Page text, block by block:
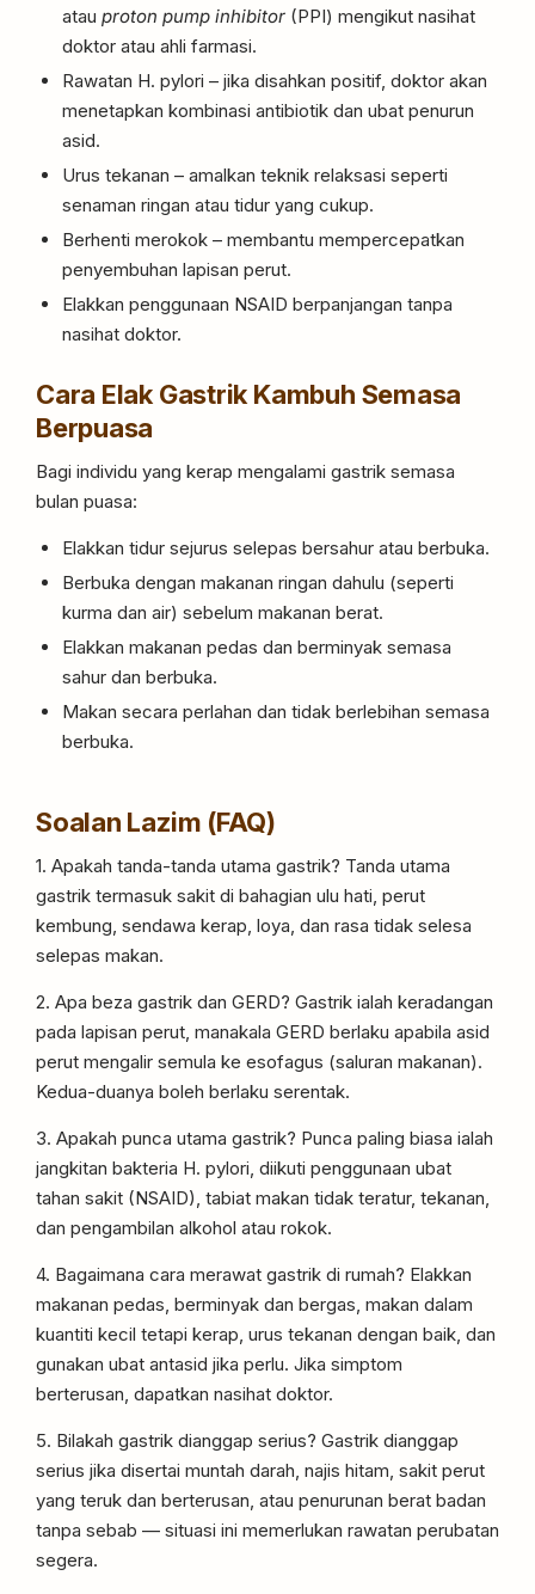
atau proton pump inhibitor (PPI) mengikut nasihat
doktor atau ahli farmasi.
Rawatan H. pylori – jika disahkan positif, doktor akan
menetapkan kombinasi antibiotik dan ubat penurun
asid.
Urus tekanan – amalkan teknik relaksasi seperti
senaman ringan atau tidur yang cukup.
Berhenti merokok – membantu mempercepatkan
penyembuhan lapisan perut.
Elakkan penggunaan NSAID berpanjangan tanpa
nasihat doktor.
Cara Elak Gastrik Kambuh Semasa
Berpuasa
Bagi individu yang kerap mengalami gastrik semasa
bulan puasa:
Elakkan tidur sejurus selepas bersahur atau berbuka.
Berbuka dengan makanan ringan dahulu (seperti
kurma dan air) sebelum makanan berat.
Elakkan makanan pedas dan berminyak semasa
sahur dan berbuka.
Makan secara perlahan dan tidak berlebihan semasa
berbuka.
Soalan Lazim (FAQ)
1. Apakah tanda-tanda utama gastrik? Tanda utama
gastrik termasuk sakit di bahagian ulu hati, perut
kembung, sendawa kerap, loya, dan rasa tidak selesa
selepas makan.
2. Apa beza gastrik dan GERD? Gastrik ialah keradangan
pada lapisan perut, manakala GERD berlaku apabila asid
perut mengalir semula ke esofagus (saluran makanan).
Kedua-duanya boleh berlaku serentak.
3. Apakah punca utama gastrik? Punca paling biasa ialah
jangkitan bakteria H. pylori, diikuti penggunaan ubat
tahan sakit (NSAID), tabiat makan tidak teratur, tekanan,
dan pengambilan alkohol atau rokok.
4. Bagaimana cara merawat gastrik di rumah? Elakkan
makanan pedas, berminyak dan bergas, makan dalam
kuantiti kecil tetapi kerap, urus tekanan dengan baik, dan
gunakan ubat antasid jika perlu. Jika simptom
berterusan, dapatkan nasihat doktor.
5. Bilakah gastrik dianggap serius? Gastrik dianggap
serius jika disertai muntah darah, najis hitam, sakit perut
yang teruk dan berterusan, atau penurunan berat badan
tanpa sebab — situasi ini memerlukan rawatan perubatan
segera.